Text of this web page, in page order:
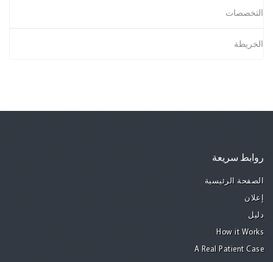
التخصصات
الخريطة
روابط سريعة
الصفحة الرئيسية
إعلان
دليل
How it Works
A Real Patient Case